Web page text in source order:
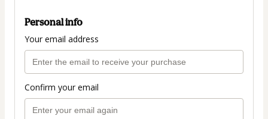
Personal info
Your email address
Confirm your email